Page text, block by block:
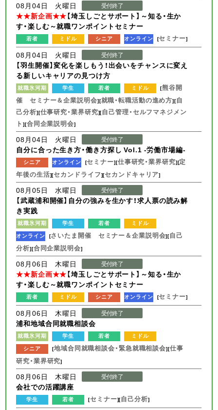
08月04日 火曜日 受付終了
★★新企画★★【埼玉しごとサポート】～知る・生か
す・楽しむ～就職ワンポイントセミナー
若者 ミドル シニア オンライン [セミナー]
08月04日 火曜日 受付終了
【羽生開催】変化を楽しもう！出会いをチャンスに変え
る新しいキャリアの見つけ方
就職氷河期 学生 若者 ミドル [熊谷開
催 セミナー＆企業説明会][就職・転職活動の進め方][自
己分析][仕事研究・業界研究][自己管理・セルフマネジメン
ト][合同企業説明会]
08月04日 火曜日 受付終了
自分に合った生き方・働き方探し Vol.1 -労働市場編-
シニア オンライン [セミナー][仕事研究・業界研究][定
年後の生活][セカンドライフ][セカンドキャリア]
08月05日 水曜日 受付終了
【武蔵浦和開催】自分の強みを生かす！求人票の読み解
き実践
就職氷河期 学生 若者
ミドル
オンライン [さいたま開催 セミナー＆企業説明会][自己
分析][合同企業説明会]
08月06日 木曜日 受付終了
★★新企画★★【埼玉しごとサポート】～知る・生か
す・楽しむ～就職ワンポイントセミナー
若者 ミドル シニア オンライン [セミナー]
08月06日 木曜日 受付終了
浦和地域合同就職相談会
就職氷河期 学生 若者
ミドル
シニア
[地域合同就職相談会・緊急就職相談会][仕事
研究・業界研究]
08月06日 木曜日 受付終了
会社での活躍講座
学生 若者 [セミナー][自己分析]